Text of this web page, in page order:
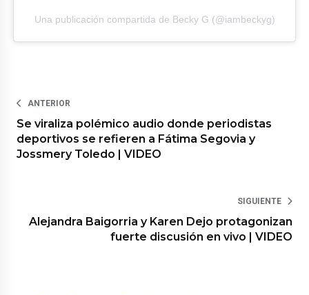
Una publicación compartida de Becky G (@iambeckyg)
ANTERIOR
Se viraliza polémico audio donde periodistas
deportivos se refieren a Fátima Segovia y
Jossmery Toledo | VIDEO
SIGUIENTE
Alejandra Baigorria y Karen Dejo protagonizan
fuerte discusión en vivo | VIDEO